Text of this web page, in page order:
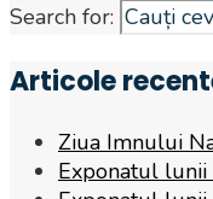
Search for:
Articole
Ziua Imnului
Exponatul lunii